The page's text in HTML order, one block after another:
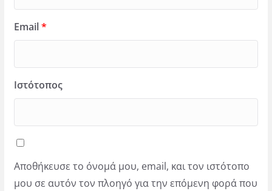
Email*
Ιστότοπος
Αποθήκευσε το όνομά μου, email, και τον ιστότοπο
μου σε αυτόν τον πλοηγό για την επόμενη φορά που